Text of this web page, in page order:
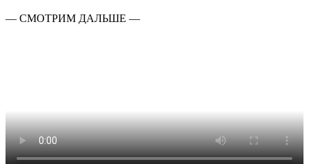
— СМОТРИМ ДАЛЬШЕ —